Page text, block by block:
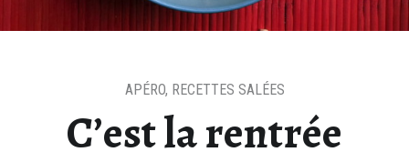
C’est la rentrée
APÉRO, RECETTES SALÉES